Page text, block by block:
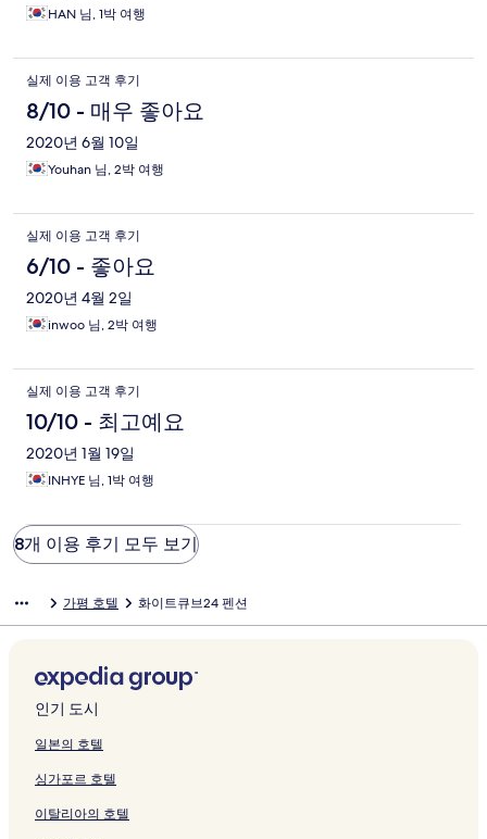
HAN 님, 1박 여행
실제 이용 고객 후기
8/10 - 매우 좋아요
2020년 6월 10일
Youhan 님, 2박 여행
실제 이용 고객 후기
6/10 - 좋아요
2020년 4월 2일
inwoo 님, 2박 여행
실제 이용 고객 후기
10/10 - 최고예요
2020년 1월 19일
INHYE 님, 1박 여행
8개 이용 후기 모두 보기
가평 호텔 화이트큐브24 펜션
인기 도시
일본의 호텔
싱가포르 호텔
이탈리아의 호텔